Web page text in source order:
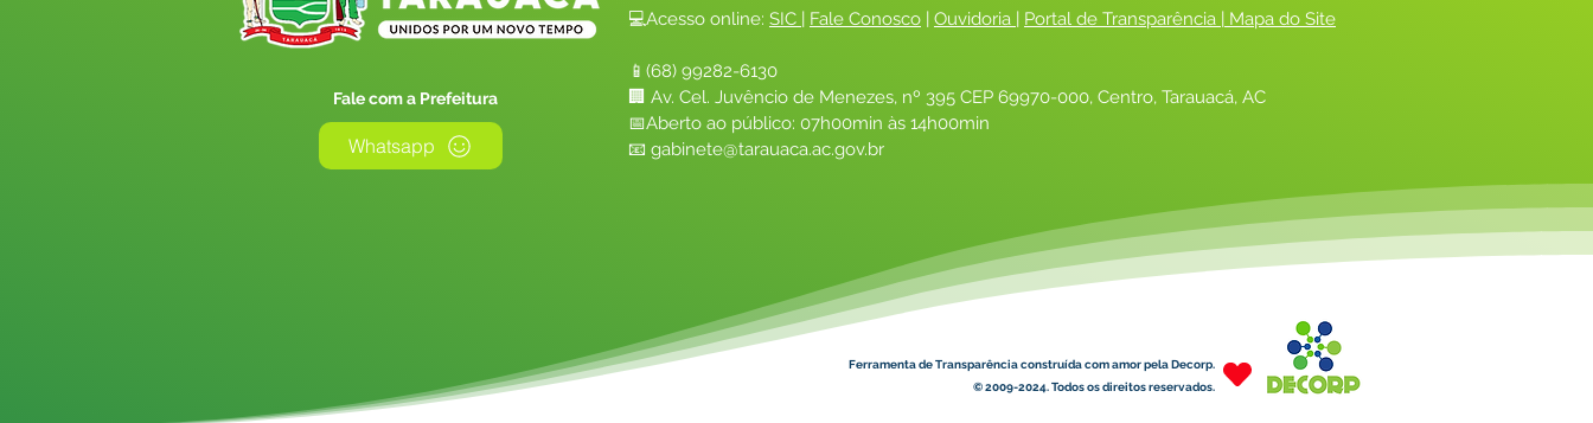
Fale com a Prefeitura
Whatsapp
💻Acesso online: SIC | Fale Conosco | Ouvidoria | Portal de Transparência | Mapa do Site
📱(68) 99282-6130
🏢 Av. Cel. Juvêncio de Menezes, nº 395 CEP 69970-000, Centro, Tarauacá, AC
📅Aberto ao público: 07h00min às 14h00min
📧 gabinete@tarauaca.ac.gov.br
Ferramenta de Transparência construída com amor pela Decorp.
© 2009-2024. Todos os direitos reservados.